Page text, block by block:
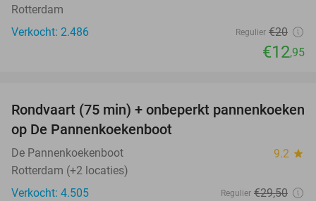
Rotterdam
Verkocht: 2.486
Regulier €20
€12,95
30%
Rondvaart (75 min) + onbeperkt pannenkoeken
op De Pannenkoekenboot
De Pannenkoekenboot 9.2 star
Rotterdam (+2 locaties)
Verkocht: 4.505
Regulier €29,50